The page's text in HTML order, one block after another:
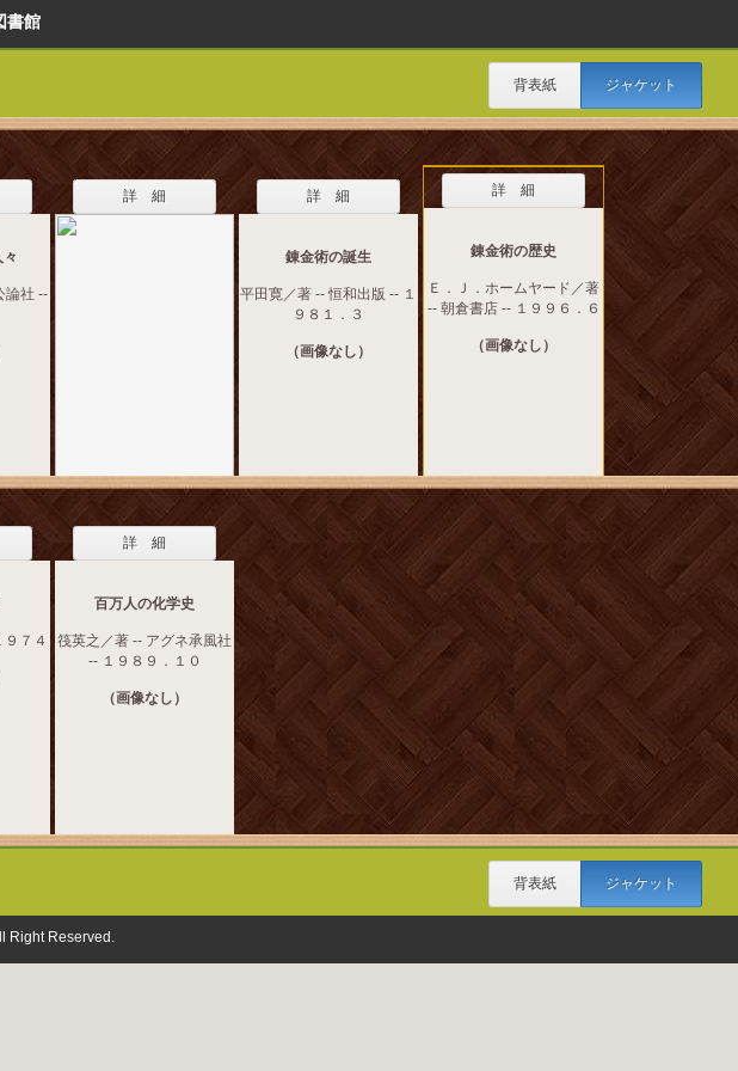
館
背表紙 ジャケット
論社 --
詳 細 詳 細
錬金術の誕生
平田寛／著 -- 恒和出版 -- １
９８１．３
（画像なし）
詳 細
錬金術の歴史
Ｅ．Ｊ．ホームヤード／著
-- 朝倉書店 -- １９９６．６
（画像なし）
７４
詳 細
百万人の化学史
筏英之／著 -- アグネ承風社
-- １９８９．１０
（画像なし）
背表紙 ジャケット
Right Reserved.